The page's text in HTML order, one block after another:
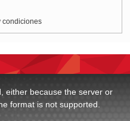
condiciones
either because the server or
format is not supported.